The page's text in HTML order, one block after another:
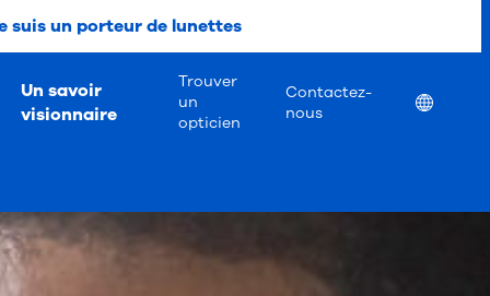
suis un porteur de lunettes
Un savoir
visionnaire
Trouver
un
opticien
Contactez-
nous
Location